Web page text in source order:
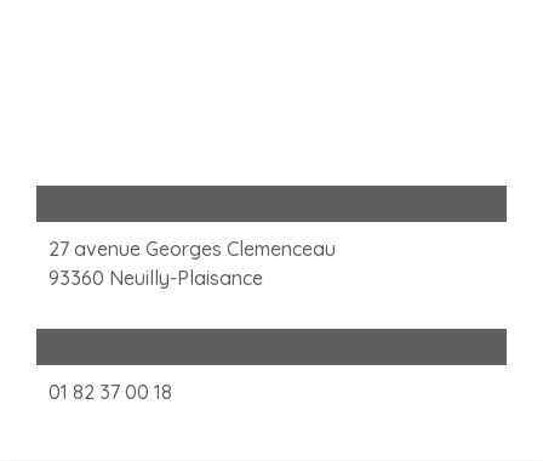
27 avenue Georges Clemenceau
93360 Neuilly-Plaisance
01 82 37 00 18